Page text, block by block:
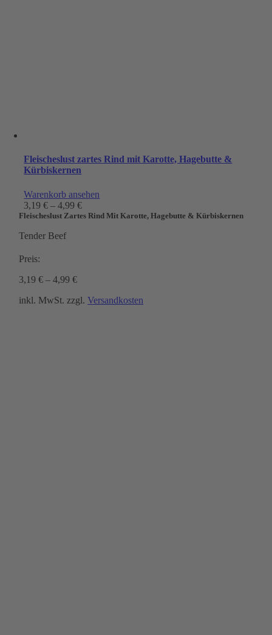
Fleischeslust zartes Rind mit Karotte, Hagebutte &
Kürbiskernen
Warenkorb ansehen
3,19€ –4,99€
Fleischeslust Zartes Rind Mit Karotte, Hagebutte & Kürbiskernen
Tender Beef
Preis:
3,19€ –4,99€
inkl. MwSt. zzgl.Versandkosten